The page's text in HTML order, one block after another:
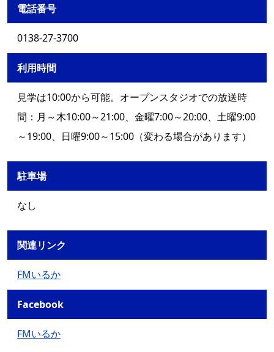
電話番号
0138-27-3700
利用時間
見学は10:00から可能。オープンスタジオでの放送時
間：月～木10:00～21:00、金曜7:00～20:00、土曜9:00
～19:00、日曜9:00～15:00（変わる場合があります）
駐車場
なし
関連リンク
FMいるか
Facebook
FMいるか